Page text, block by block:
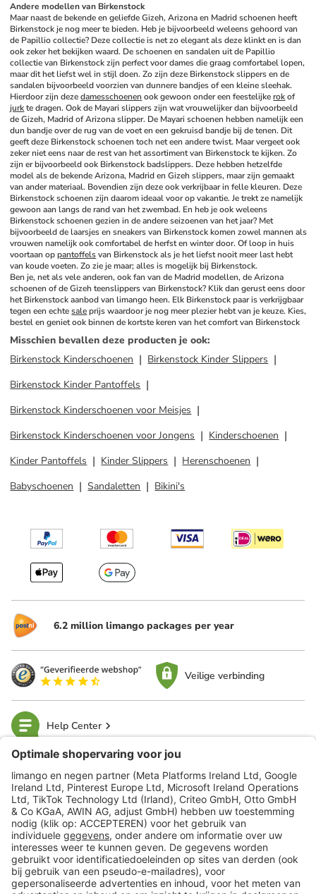
Andere modellen van Birkenstock
Maar naast de bekende en geliefde Gizeh, Arizona en Madrid schoenen heeft
Birkenstock je nog meer te bieden. Heb je bijvoorbeeld weleens gehoord van
de Papillio collectie? Deze collectie is net zo elegant als deze klinkt en is dan
ook zeker het bekijken waard. De schoenen en sandalen uit de Papillio
collectie van Birkenstock zijn perfect voor dames die graag comfortabel lopen,
maar dit het liefst wel in stijl doen. Zo zijn deze Birkenstock slippers en de
sandalen bijvoorbeeld voorzien van dunnere bandjes of een kleine sleehak.
Hierdoor zijn deze damesschoenen ook gewoon onder een feestelijke rok
of
jurk te dragen. Ook de Mayari slippers zijn wat vrouwelijker dan bijvoorbeeld
de Gizeh, Madrid of Arizona slipper. De Mayari schoenen hebben namelijk een
dun bandje over de rug van de voet en een gekruisd bandje bij de tenen. Dit
geeft deze Birkenstock schoenen toch net een andere twist. Maar vergeet ook
zeker niet eens naar de rest van het assortiment van Birkenstock te kijken. Zo
zijn er bijvoorbeeld ook Birkenstock badslippers. Deze hebben hetzelfde
model als de bekende Arizona, Madrid en Gizeh slippers, maar zijn gemaakt
van ander materiaal. Bovendien zijn deze ook verkrijbaar in felle kleuren. Deze
Birkenstock schoenen zijn daarom ideaal voor op vakantie. Je trekt ze namelijk
gewoon aan langs de rand van het zwembad. En heb je ook weleens
Birkenstock schoenen gezien in de andere seizoenen van het jaar? Met
bijvoorbeeld de laarsjes en sneakers van Birkenstock komen zowel mannen als
vrouwen namelijk ook comfortabel de herfst en winter door. Of loop in huis
voortaan op pantoffels van Birkenstock als je het liefst nooit meer last hebt
van koude voeten. Zo zie je maar; alles is mogelijk bij Birkenstock.
Ben je, net als vele anderen, ook fan van de Madrid modellen, de Arizona
schoenen of de Gizeh teenslippers van Birkenstock? Klik dan gerust eens door
het Birkenstock aanbod van limango heen. Elk Birkenstock paar is verkrijgbaar
tegen een echte sale prijs waardoor je nog meer plezier hebt van je keuze. Kies,
bestel en geniet ook binnen de kortste keren van het comfort van Birkenstock
Misschien bevallen deze producten je ook:
Birkenstock Kinderschoenen
Birkenstock Kinder Slippers
Birkenstock Kinder Pantoffels
Birkenstock Kinderschoenen voor Meisjes
Birkenstock Kinderschoenen voor Jongens
Kinderschoenen
Kinder Pantoffels
Kinder Slippers
Herenschoenen
Babyschoenen
Sandaletten Bikini's
6.2 million limango packages per year
Veilige verbinding
Help Center
limango
Veilig winkelen
Klantenservice
Shop